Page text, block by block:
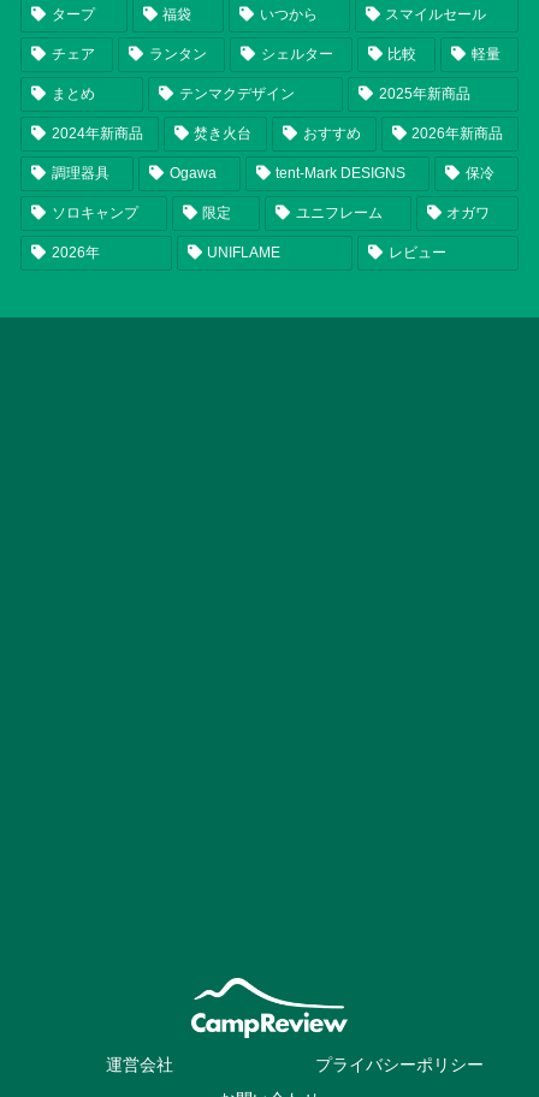
タープ 福袋 いつから スマイルセール
チェア ランタン シェルター 比較 軽量
まとめ テンマクデザイン 2025年新商品
2024年新商品 焚き火台 おすすめ 2026年新商品
調理器具 Ogawa tent-Mark DESIGNS 保冷
ソロキャンプ 限定 ユニフレーム オガワ
2026年 UNIFLAME レビュー
運営会社
プライバシーポリシー